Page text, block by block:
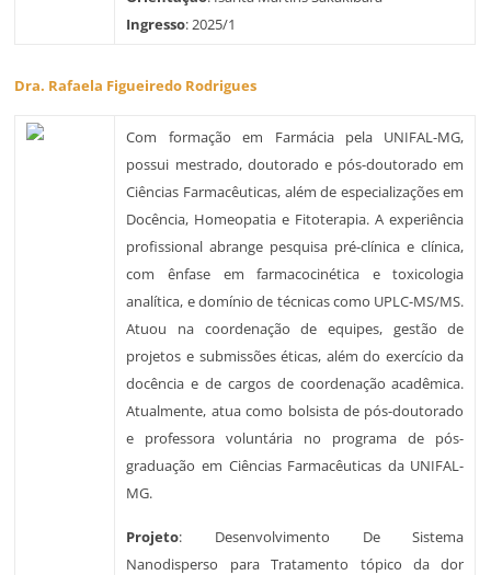
Ingresso: 2025/1
Dra. Rafaela Figueiredo Rodrigues
Com formação em Farmácia pela UNIFAL-MG,
possui mestrado, doutorado e pós-doutorado em
Ciências Farmacêuticas, além de especializações em
Docência, Homeopatia e Fitoterapia. A experiência
profissional abrange pesquisa pré-clínica e clínica,
com ênfase em farmacocinética e toxicologia
analítica, e domínio de técnicas como UPLC-MS/MS.
Atuou na coordenação de equipes, gestão de
projetos e submissões éticas, além do exercício da
docência e de cargos de coordenação acadêmica.
Atualmente, atua como bolsista de pós-doutorado
e professora voluntária no programa de pós-
graduação em Ciências Farmacêuticas da UNIFAL-
MG.
Projeto: Desenvolvimento De Sistema
Nanodisperso para Tratamento tópico da dor